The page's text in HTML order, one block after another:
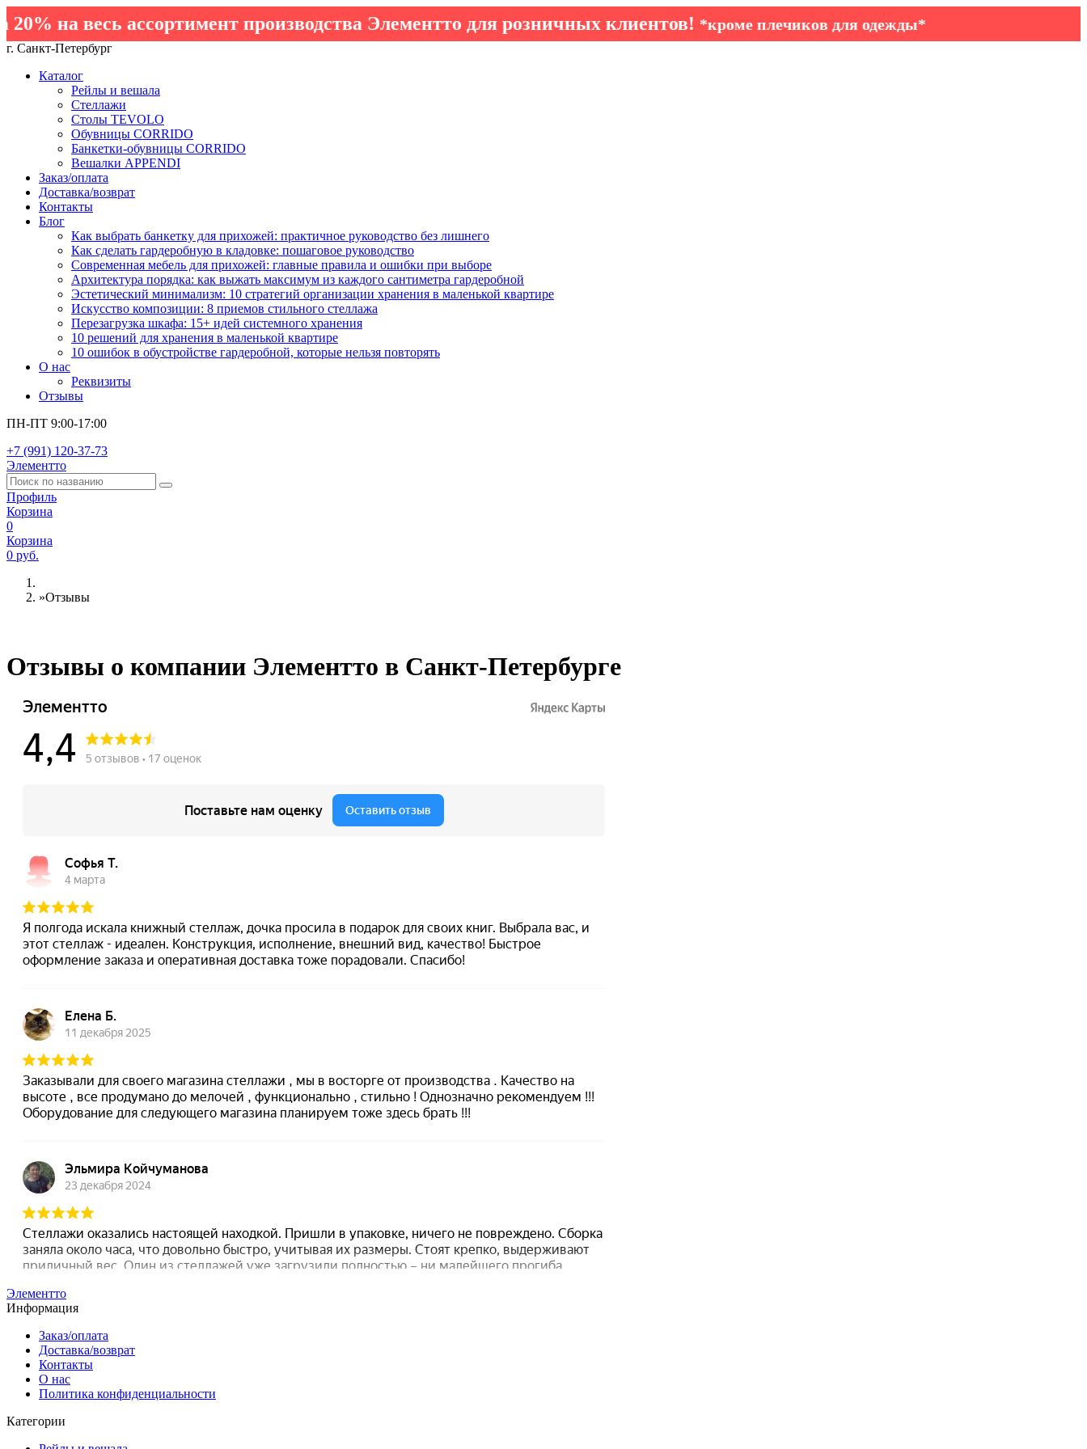
на весь ассортимент производства Элементто для розничных клиентов!*кроме плечиков для одежды*
г. Санкт-Петербург
Каталог
Рейлы и вешала
Стеллажи
Столы TEVOLO
Обувницы CORRIDO
Банкетки-обувницы CORRIDO
Вешалки APPENDI
Заказ/оплата
Доставка/возврат
Контакты
Блог
Как выбрать банкетку для прихожей: практичное руководство без лишнего
Как сделать гардеробную в кладовке: пошаговое руководство
Современная мебель для прихожей: главные правила и ошибки при выборе
Архитектура порядка: как выжать максимум из каждого сантиметра гардеробной
Эстетический минимализм: 10 стратегий организации хранения в маленькой квартире
Искусство композиции: 8 приемов стильного стеллажа
Перезагрузка шкафа: 15+ идей системного хранения
10 решений для хранения в маленькой квартире
10 ошибок в обустройстве гардеробной, которые нельзя повторять
О нас
Реквизиты
Отзывы
ПН-ПТ 9:00-17:00
+7 (991) 120-37-73
Элементто
Профиль
Корзина
0
Корзина
0 руб.
»Отзывы
Отзывы о компании Элементто в Санкт-Петербурге
Элементто
Информация
Заказ/оплата
Доставка/возврат
Контакты
О нас
Политика конфиденциальности
Категории